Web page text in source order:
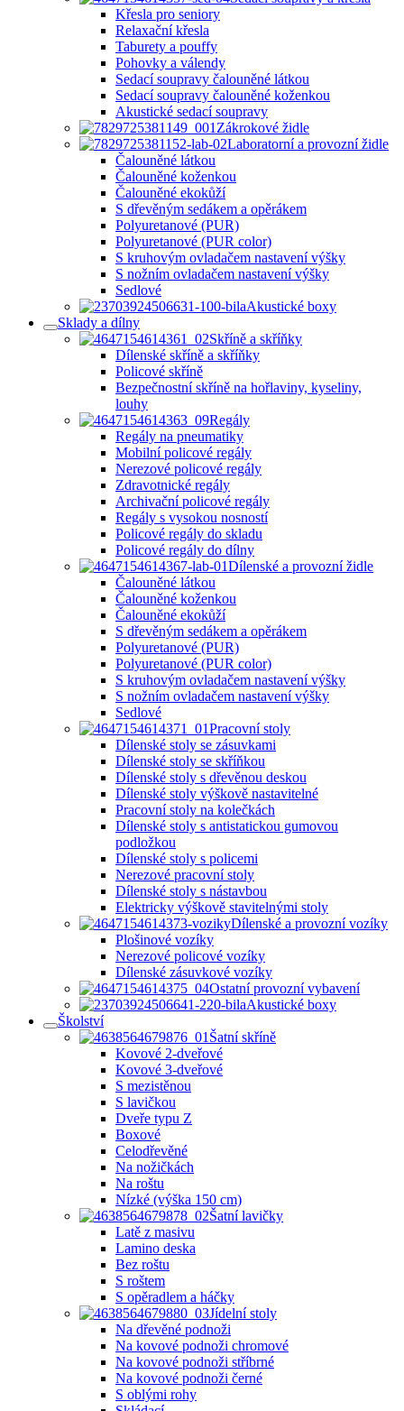
Křesla pro seniory
Relaxační křesla
Taburety a pouffy
Pohovky a válendy
Sedací soupravy čalouněné látkou
Sedací soupravy čalouněné koženkou
Akustické sedací soupravy
Zákrokové židle
Laboratorní a provozní židle
Čalouněné látkou
Čalouněné koženkou
Čalouněné ekokůží
S dřevěným sedákem a opěrákem
Polyuretanové (PUR)
Polyuretanové (PUR color)
S kruhovým ovladačem nastavení výšky
S nožním ovladačem nastavení výšky
Sedlové
Akustické boxy
Sklady a dílny
Skříně a skříňky
Dílenské skříně a skříňky
Policové skříně
Bezpečnostní skříně na hořlaviny, kyseliny,
louhy
Regály
Regály na pneumatiky
Mobilní policové regály
Nerezové policové regály
Zdravotnické regály
Archivační policové regály
Regály s vysokou nosností
Policové regály do skladu
Policové regály do dílny
Dílenské a provozní židle
Čalouněné látkou
Čalouněné koženkou
Čalouněné ekokůží
S dřevěným sedákem a opěrákem
Polyuretanové (PUR)
Polyuretanové (PUR color)
S kruhovým ovladačem nastavení výšky
S nožním ovladačem nastavení výšky
Sedlové
Pracovní stoly
Dílenské stoly se zásuvkami
Dílenské stoly se skříňkou
Dílenské stoly s dřevěnou deskou
Dílenské stoly výškově nastavitelné
Pracovní stoly na kolečkách
Dílenské stoly s antistatickou gumovou
podložkou
Dílenské stoly s policemi
Nerezové pracovní stoly
Dílenské stoly s nástavbou
Elektricky výškově stavitelnými stoly
Dílenské a provozní vozíky
Plošinové vozíky
Nerezové policové vozíky
Dílenské zásuvkové vozíky
Ostatní provozní vybavení
Akustické boxy
Školství
Šatní skříně
Kovové 2-dveřové
Kovové 3-dveřové
S mezistěnou
S lavičkou
Dveře typu Z
Boxové
Celodřevěné
Na nožičkách
Na roštu
Nízké (výška 150 cm)
Šatní lavičky
Latě z masivu
Lamino deska
Bez roštu
S roštem
S opěradlem a háčky
Jídelní stoly
Na dřevěné podnoži
Na kovové podnoži chromové
Na kovové podnoži stříbrné
Na kovové podnoži černé
S oblými rohy